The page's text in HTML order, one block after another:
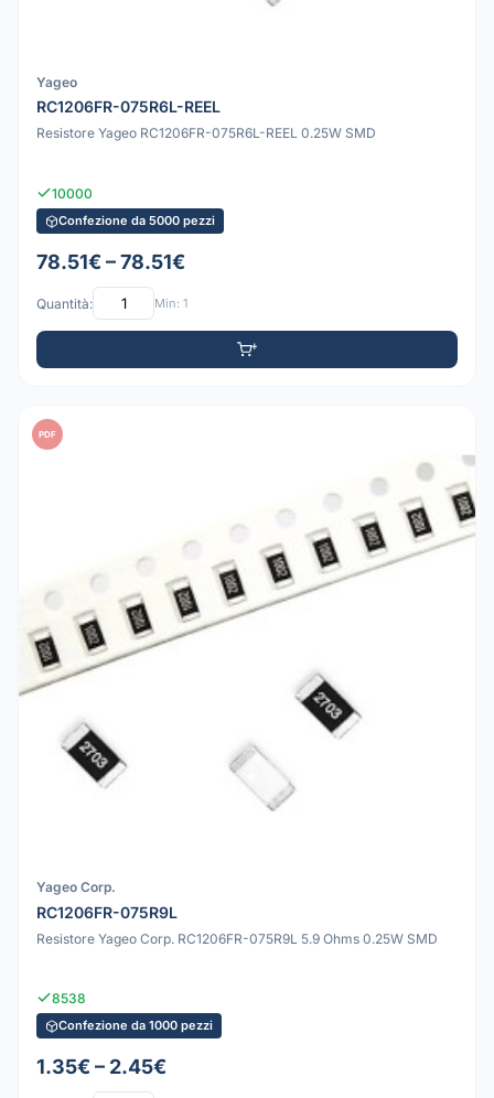
Yageo
RC1206FR-075R6L-REEL
Resistore Yageo RC1206FR-075R6L-REEL 0.25W SMD
10000
Confezione da 5000 pezzi
78.51€ – 78.51€
Quantità: Min: 1
PDF
Yageo Corp.
RC1206FR-075R9L
Resistore Yageo Corp. RC1206FR-075R9L 5.9 Ohms 0.25W SMD
8538
Confezione da 1000 pezzi
1.35€ – 2.45€